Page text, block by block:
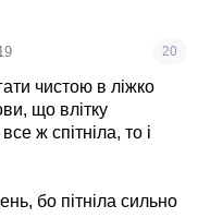
20
чистою в ліжко
що влітку
ж спітніла, то і
бо пітніла сильно